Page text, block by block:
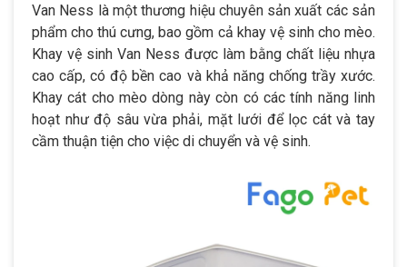
Van Ness là một thương hiệu chuyên sản xuất các sản
phẩm cho thú cưng, bao gồm cả khay vệ sinh cho mèo.
Khay vệ sinh Van Ness được làm bằng chất liệu nhựa
cao cấp, có độ bền cao và khả năng chống trầy xước.
Khay cát cho mèo dòng này còn có các tính năng linh
hoạt như độ sâu vừa phải, mặt lưới để lọc cát và tay
cầm thuận tiện cho việc di chuyển và vệ sinh.